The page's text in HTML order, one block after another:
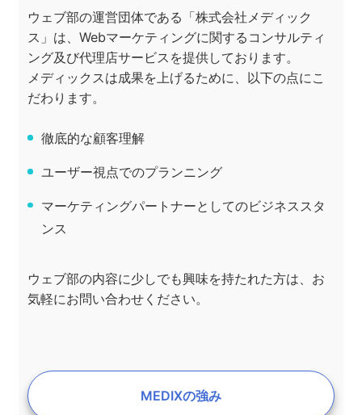
ウェブ部の運営団体である「株式会社メディック
ス」は、Webマーケティングに関するコンサルティ
ング及び代理店サービスを提供しております。
メディックスは成果を上げるために、以下の点にこ
だわります。
徹底的な顧客理解
ユーザー視点でのプランニング
マーケティングパートナーとしてのビジネススタ
ンス
ウェブ部の内容に少しでも興味を持たれた方は、お
気軽にお問い合わせください。
MEDIXの強み